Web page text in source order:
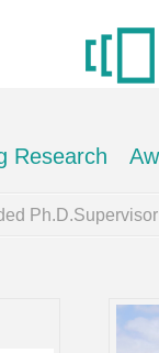
Research
Ph.D.Supervisor